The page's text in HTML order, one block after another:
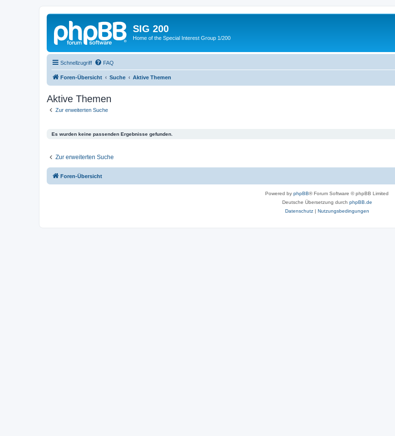
SIG 200
Home of the Special Interest Group 1/200
Schnellzugriff FAQ
Foren-Übersicht Suche Aktive Themen
Aktive Themen
Zur erweiterten Suche
Es wurden keine passenden Ergebnisse gefunden.
Zur erweiterten Suche
Foren-Übersicht
Powered by phpBB® Forum Software © phpBB Limited
Deutsche Übersetzung durch phpBB.de
Datenschutz| Nutzungsbedingungen